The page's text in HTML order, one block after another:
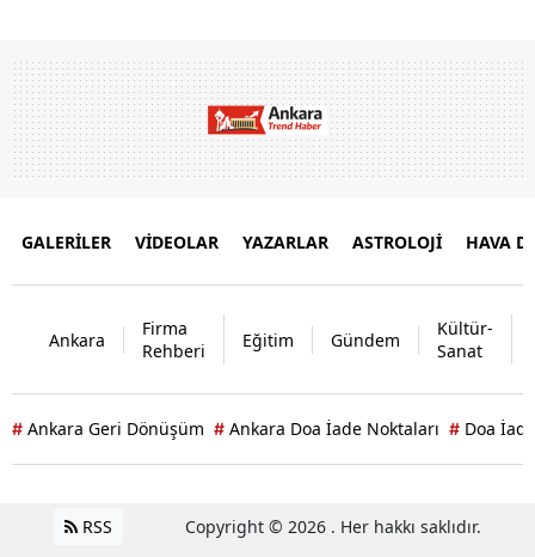
GALERİLER VİDEOLAR YAZARLAR ASTROLOJİ HAVA
Ankara
Firma
Rehberi
Eğitim Gündem
Kültür-
Sanat
# Ankara Geri Dönüşüm # Ankara Doa İade Noktaları # Doa
RSS Copyright © 2026 . Her hakkı saklıdır.